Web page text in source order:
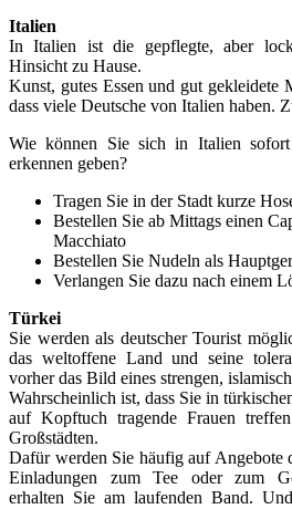
Italien
In Italien ist die gepflegte, aber
Hinsicht zu Hause.
Kunst, gutes Essen und gut gekleidete
dass viele Deutsche von Italien haben.
Wie können Sie sich in Italien
erkennen geben?
Tragen Sie in der Stadt kurze
Bestellen Sie ab Mittags einen
Macchiato
Bestellen Sie Nudeln als
Verlangen Sie dazu nach einem
Türkei
Sie werden als deutscher Tourist
das weltoffene Land und seine
vorher das Bild eines strengen,
Wahrscheinlich ist, dass Sie in
auf Kopftuch tragende Frauen
Großstädten.
Dafür werden Sie häufig auf Angebote
Einladungen zum Tee oder zum
erhalten Sie am laufenden Band.